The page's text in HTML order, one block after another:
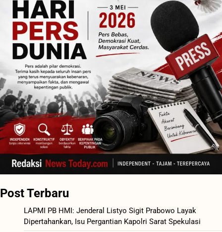
Post Terbaru
LAPMI PB HMI: Jenderal Listyo Sigit Prabowo Layak
Dipertahankan, Isu Pergantian Kapolri Sarat Spekulasi